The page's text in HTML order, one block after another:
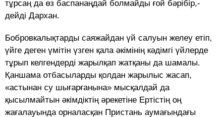
тұрсаң да өз баспанаңдай болмайды ғой бәрібір,-
дейді Дархан.
Бобровкалықтарды саяжайдан үй салуын желеу етіп,
үйге деген үмітін үзген қала әкімінің кәдімгі үйлерде
тұрып келгендерді жарылқап жатқаны да шамалы.
Қаншама отбасыларды қолдан жарылыс жасап,
«астынан су шығарғанына» мысқалдай да
қысылмайтын әкімдіктің әрекетіне Ертістің оң
жағалауында орналасқан Пристань аумағындағы